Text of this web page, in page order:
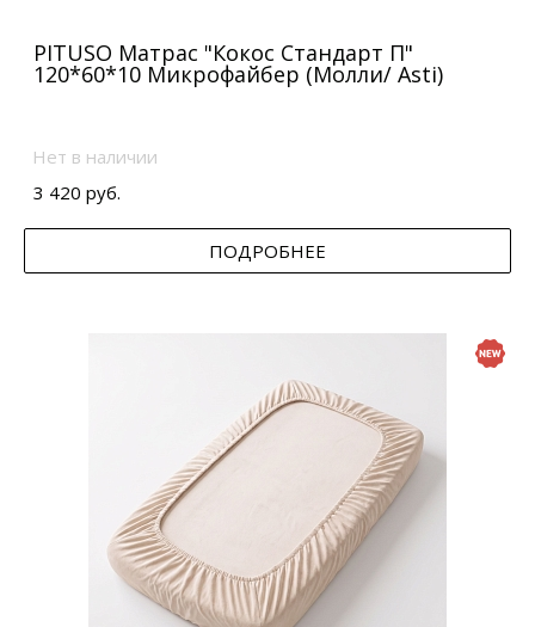
PITUSO Матрас "Кокос Стандарт П"
120*60*10 Микрофайбер (Молли/ Asti)
Нет в наличии
3 420 руб.
ПОДРОБНЕЕ